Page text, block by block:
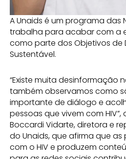
A Unaids é um programa das
trabalha para acabar com a
como parte dos Objetivos de
Sustentável.
“Existe muita desinformação
também observamos como
importante de diálogo e
pessoas que vivem com HIV”,
Boccardi Vidarte, diretora e
do Unaids, que afirma que as
com o HIV e produzem